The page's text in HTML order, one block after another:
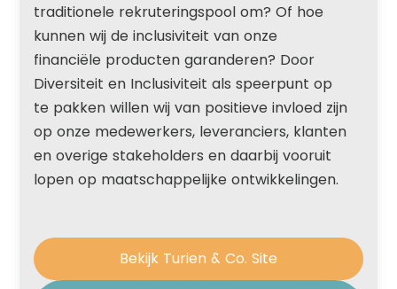
traditionele rekruteringspool om? Of hoe
kunnen wij de inclusiviteit van onze
financiële producten garanderen? Door
Diversiteit en Inclusiviteit als speerpunt op
te pakken willen wij van positieve invloed zijn
op onze medewerkers, leveranciers, klanten
en overige stakeholders en daarbij vooruit
lopen op maatschappelijke ontwikkelingen.
Bekijk Turien & Co. Site